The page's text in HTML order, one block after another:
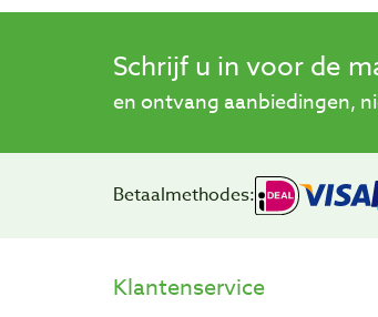
Schrijf u in voor de
en ontvang aanbiedingen,
Betaalmethodes:
Klantenservice